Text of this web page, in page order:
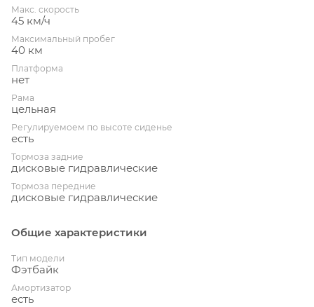
Макс. скорость
45 км/ч
Максимальный пробег
40 км
Платформа
нет
Рама
цельная
Регулируемоем по высоте сиденье
есть
Тормоза задние
дисковые гидравлические
Тормоза передние
дисковые гидравлические
Общие характеристики
Тип модели
Фэтбайк
Амортизатор
есть